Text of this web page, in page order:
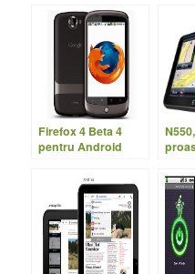
Firefox 4 Beta 4
pentru Android
Atlas